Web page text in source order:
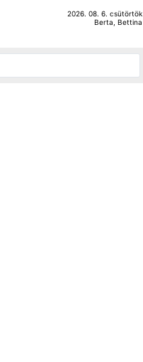
2026. 08. 6. csütörtök
Berta, Bettina